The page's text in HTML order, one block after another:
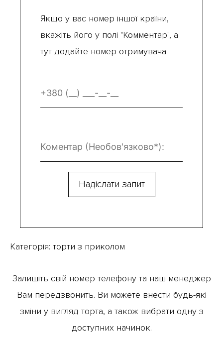
Якщо у вас номер іншої країни,
вкажіть його у полі "Комментар", а
тут додайте номер отримувача
Категорія: торти з приколом
Залишіть свій номер телефону та наш менеджер
Вам передзвонить. Ви можете внести будь-які
зміни у вигляд торта, а також вибрати одну з
доступних начинок.